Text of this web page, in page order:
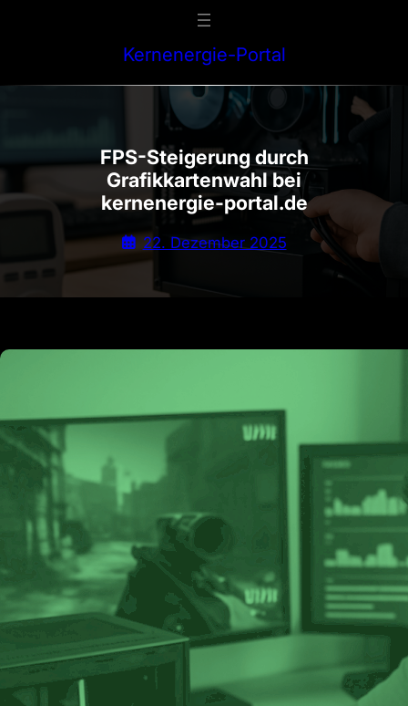
Kernenergie-Portal
FPS-Steigerung durch
Grafikkartenwahl bei
kernenergie-portal.de
22. Dezember 2025